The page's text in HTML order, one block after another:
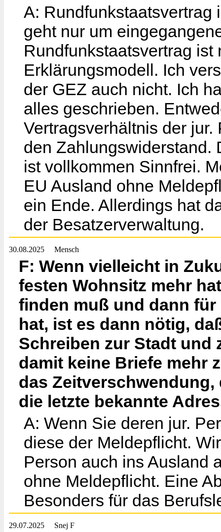
A: Rundfunkstaatsvertrag
geht nur um
Rundfunkstaatsvertrag ist
Erklärungsmodell. Ich
der GEZ auch nicht. Ich
alles geschrieben.
Vertragsverhältnis der
den Zahlungswiderstand.
ist vollkommen Sinnfrei.
EU Ausland ohne
ein Ende. Allerdings hat
der Besatzerverwaltung.
30.08.2025 Mensch
F: Wenn vielleicht in
festen Wohnsitz mehr
finden muß und dann
hat, ist es dann nötig,
Schreiben zur Stadt
damit keine Briefe mehr
das
die letzte bekannte
A: Wenn Sie deren jur.
diese der Meldepflicht.
Person auch ins Ausland
ohne Meldepflicht. Eine
Besonders für das
29.07.2025 Snej F